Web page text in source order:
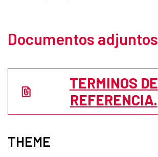
Documentos adjuntos
TERMINOS DE
REFERENCIA.
THEME